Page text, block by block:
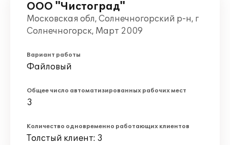
ООО "Чистоград"
Московская обл, Солнечногорский р-н, г
Солнечногорск, Март 2009
Вариант работы
Файловый
Общее число автоматизированных рабочих мест
3
Количество одновременно работающих клиентов
Толстый клиент: 3